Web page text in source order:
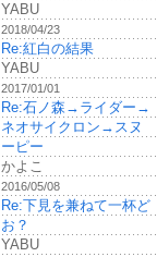
YABU
2018/04/23
Re:紅白の結果
YABU
2017/01/01
Re:石ノ森→ライダー→
ネオサイクロン→スヌ
ーピー
かよこ
2016/05/08
Re:下見を兼ねて一杯ど
お？
YABU